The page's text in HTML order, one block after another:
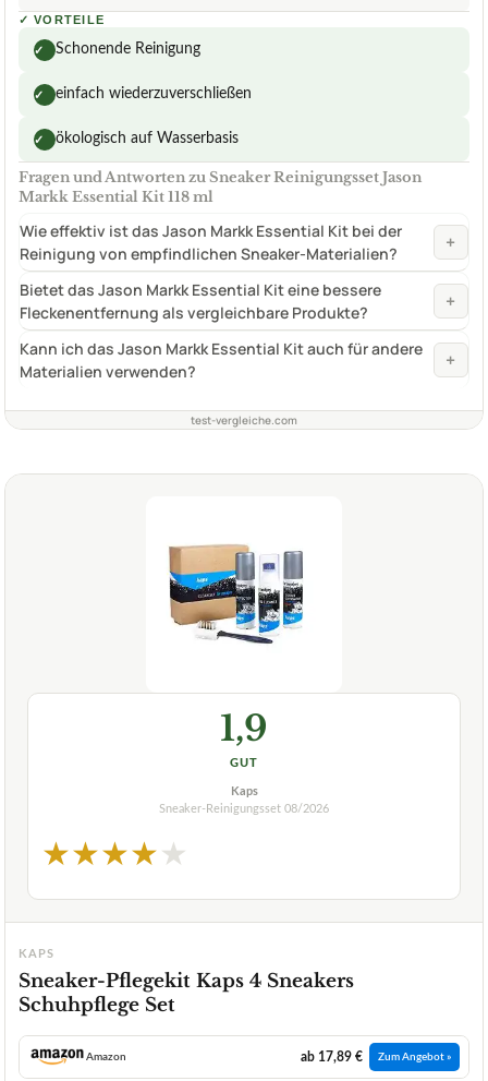
✓ VORTEILE
✓ Schonende Reinigung
✓ einfach wiederzuverschließen
✓ ökologisch auf Wasserbasis
Fragen und Antworten zu Sneaker Reinigungsset Jason
Markk Essential Kit 118 ml
Wie effektiv ist das Jason Markk Essential Kit bei der
Reinigung von empfindlichen Sneaker-Materialien?
+
Bietet das Jason Markk Essential Kit eine bessere
Fleckenentfernung als vergleichbare Produkte?
+
Kann ich das Jason Markk Essential Kit auch für andere
Materialien verwenden?
+
test-vergleiche.com
1,9
GUT
Kaps
Sneaker-Reinigungsset 08/2026
★★★★★
KAPS
Sneaker-Pflegekit Kaps 4 Sneakers
Schuhpflege Set
Amazon ab 17,89 € Zum Angebot »